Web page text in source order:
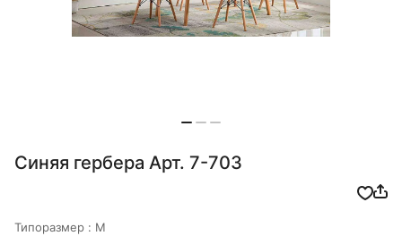
Синяя гербера Арт. 7-703
Типоразмер : M